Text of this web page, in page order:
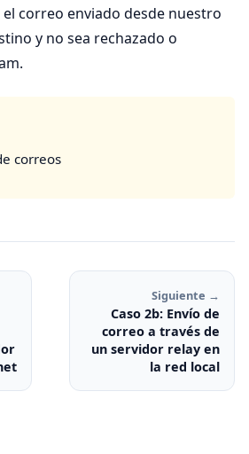
correo enviado desde nuestro
y no sea rechazado o
correos
Siguiente →
Caso 2b: Envío de
correo a través de
un servidor relay en
la red local